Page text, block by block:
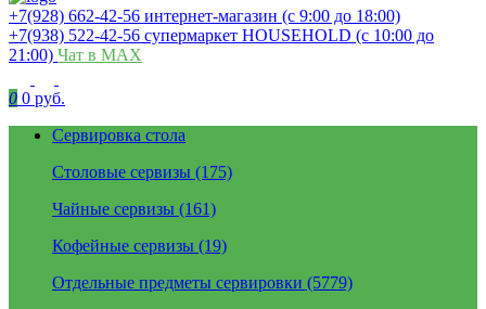
+7(928) 662-42-56 интернет-магазин (с 9:00 до 18:00)
+7(938) 522-42-56 супермаркет HOUSEHOLD (с 10:00 до
21:00) Чат в MAX
0 0 руб.
Сервировка стола
Столовые сервизы (175)
Чайные сервизы (161)
Кофейные сервизы (19)
Отдельные предметы сервировки (5779)